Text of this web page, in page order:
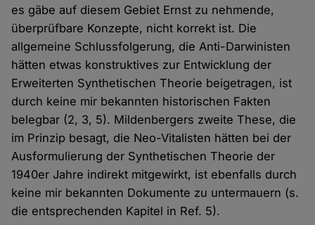
es gäbe auf diesem Gebiet Ernst zu nehmende,
überprüfbare Konzepte, nicht korrekt ist. Die
allgemeine Schlussfolgerung, die Anti-Darwinisten
hätten etwas konstruktives zur Entwicklung der
Erweiterten Synthetischen Theorie beigetragen, ist
durch keine mir bekannten historischen Fakten
belegbar (2, 3, 5). Mildenbergers zweite These, die
im Prinzip besagt, die Neo-Vitalisten hätten bei der
Ausformulierung der Synthetischen Theorie der
1940er Jahre indirekt mitgewirkt, ist ebenfalls durch
keine mir bekannten Dokumente zu untermauern (s.
die entsprechenden Kapitel in Ref. 5).